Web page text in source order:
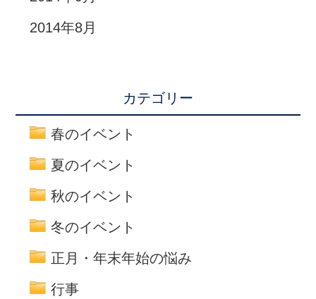
2014年8月
カテゴリー
春のイベント
夏のイベント
秋のイベント
冬のイベント
正月・年末年始の悩み
行事